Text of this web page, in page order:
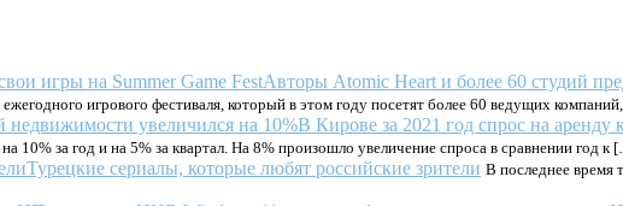
Авторы Atomic Heart и более 60 студий
игрового фестиваля, который в этом году посетят более 60 ведущих
В Кирове за 2021 год спрос на
10% за год и на 5% за квартал. На 8% произошло увеличение спроса в сравнении год к
Турецкие сериалы, которые любят российские зрители В последнее время